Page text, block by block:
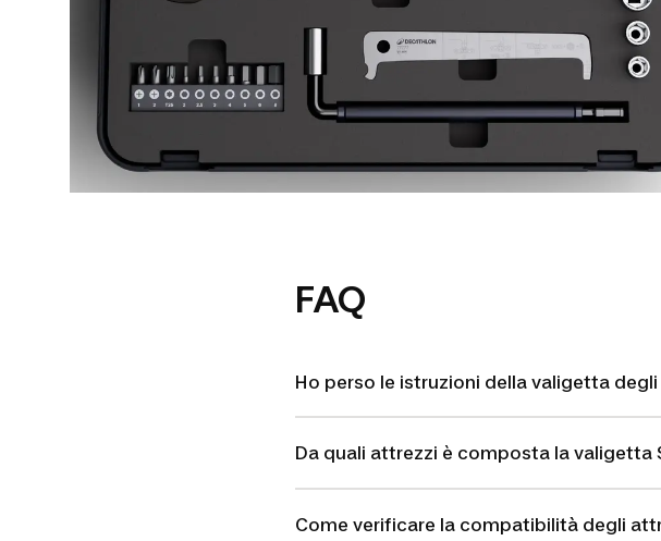
FAQ
Ho perso le istruzioni della valigetta
Da quali attrezzi è composta la valigetta
Come verificare la compatibilità degli